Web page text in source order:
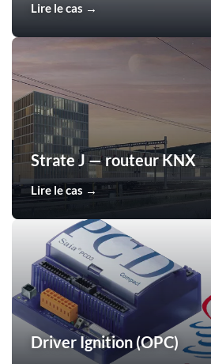
Lire le cas →
Strate J — routeur KNX
Lire le cas →
Driver Ignition (OPC)